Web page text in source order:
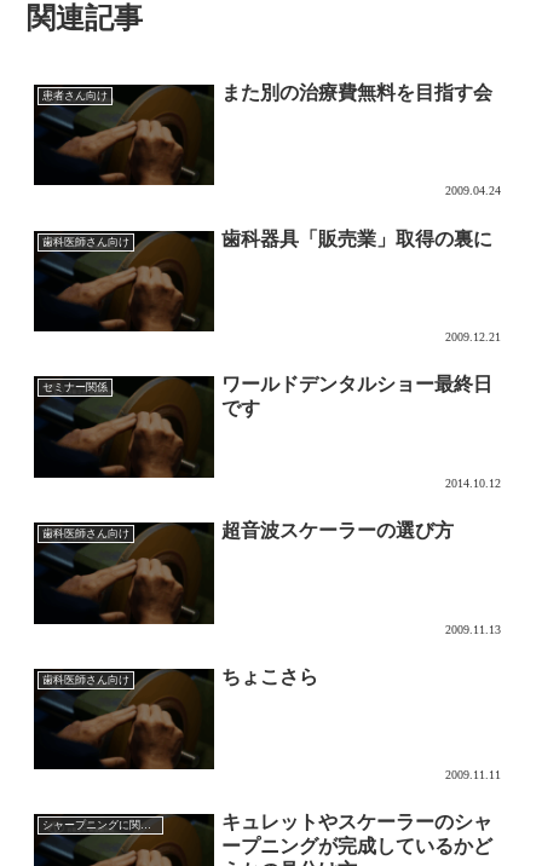
関連記事
患者さん向け また別の治療費無料を目指す会
2009.04.24
歯科医師さん向け 歯科器具「販売業」取得の裏に
2009.12.21
セミナー関係
ワールドデンタルショー最終日
です
2014.10.12
歯科医師さん向け 超音波スケーラーの選び方
2009.11.13
歯科医師さん向け ちょこさら
2009.11.11
シャープニングに関して
キュレットやスケーラーのシャ
ープニングが完成しているかど